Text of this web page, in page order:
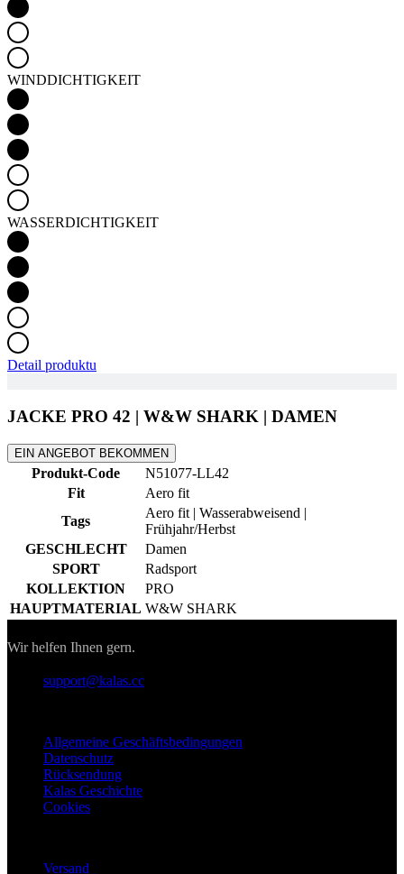
WINDDICHTIGKEIT
WASSERDICHTIGKEIT
Detail produktu
JACKE PRO 42 | W&W SHARK | DAMEN
EIN ANGEBOT BEKOMMEN
Produkt-Code
N51077-LL42
Fit
Aero fit
Tags
Aero fit | Wasserabweisend |
Frühjahr/Herbst
GESCHLECHT
Damen
SPORT
Radsport
KOLLEKTION
PRO
HAUPTMATERIAL W&W SHARK
Wir helfen Ihnen gern.
support@kalas.cc
Allgemeine Geschäftsbedingungen
Datenschutz
Rücksendung
Kalas Geschichte
Cookies
Versand